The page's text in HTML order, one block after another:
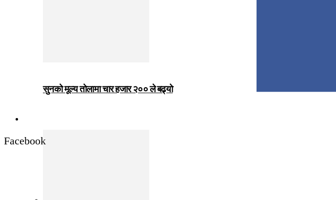
सुनको मूल्य तोलामा चार हजार २०० ले बढ्यो
Facebook